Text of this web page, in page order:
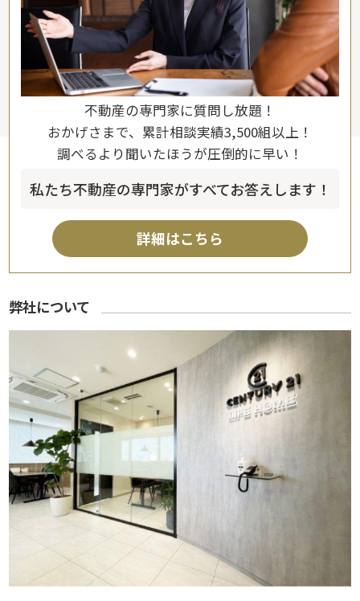
不動産の専門家に質問し放題！
おかげさまで、累計相談実績3,500組以上！
調べるより聞いたほうが圧倒的に早い！
私たち不動産の専門家がすべてお答えします！
詳細はこちら
弊社について